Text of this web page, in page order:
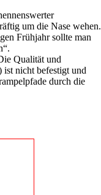
um die Nase wehen.
Frühjahr sollte man
Qualität und
ist nicht befestigt und
durch die